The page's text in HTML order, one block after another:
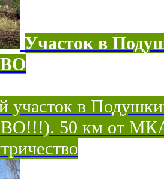
Участок в
участок в
50 км от